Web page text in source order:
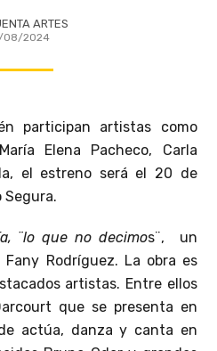
ARTES
08/2024
participan artistas como
Elena Pacheco, Carla
el estreno será el 20 de
Segura.
¨lo que no decimos¨, un
Rodríguez. La obra es
artistas. Entre ellos
que se presenta en
actúa, danza y canta en